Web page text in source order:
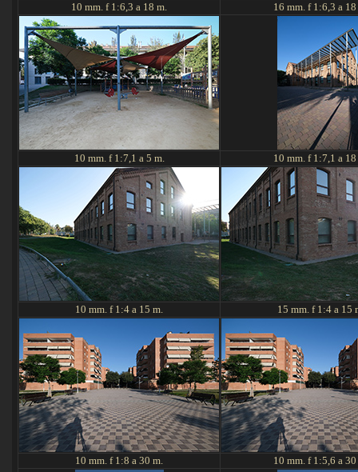
10 mm. f 1:6,3 a 18 m. 16 mm. f 1:6,3 a 18
10 mm. f 1:7,1 a 5 m. 10 mm. f 1:7,1 a 18
10 mm. f 1:4 a 15 m. 15 mm. f 1:4 a 15
10 mm. f 1:8 a 30 m. 10 mm. f 1:5,6 a 30